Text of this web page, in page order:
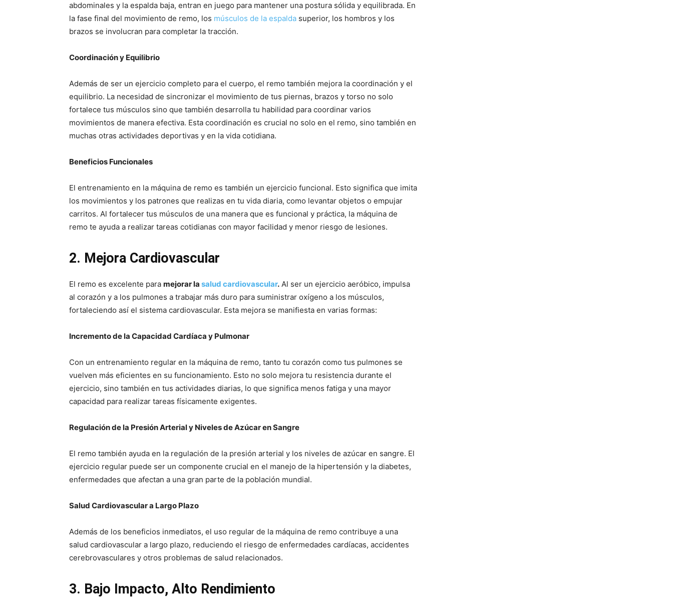
abdominales y la espalda baja, entran en juego para mantener una postura sólida y equilibrada. En
la fase final del movimiento de remo, los músculos de la espalda superior, los hombros y los
brazos se involucran para completar la tracción.
Coordinación y Equilibrio
Además de ser un ejercicio completo para el cuerpo, el remo también mejora la coordinación y el
equilibrio. La necesidad de sincronizar el movimiento de tus piernas, brazos y torso no solo
fortalece tus músculos sino que también desarrolla tu habilidad para coordinar varios
movimientos de manera efectiva. Esta coordinación es crucial no solo en el remo, sino también en
muchas otras actividades deportivas y en la vida cotidiana.
Beneficios Funcionales
El entrenamiento en la máquina de remo es también un ejercicio funcional. Esto significa que imita
los movimientos y los patrones que realizas en tu vida diaria, como levantar objetos o empujar
carritos. Al fortalecer tus músculos de una manera que es funcional y práctica, la máquina de
remo te ayuda a realizar tareas cotidianas con mayor facilidad y menor riesgo de lesiones.
2. Mejora Cardiovascular
El remo es excelente para mejorar la salud cardiovascular. Al ser un ejercicio aeróbico, impulsa
al corazón y a los pulmones a trabajar más duro para suministrar oxígeno a los músculos,
fortaleciendo así el sistema cardiovascular. Esta mejora se manifiesta en varias formas:
Incremento de la Capacidad Cardíaca y Pulmonar
Con un entrenamiento regular en la máquina de remo, tanto tu corazón como tus pulmones se
vuelven más eficientes en su funcionamiento. Esto no solo mejora tu resistencia durante el
ejercicio, sino también en tus actividades diarias, lo que significa menos fatiga y una mayor
capacidad para realizar tareas físicamente exigentes.
Regulación de la Presión Arterial y Niveles de Azúcar en Sangre
El remo también ayuda en la regulación de la presión arterial y los niveles de azúcar en sangre. El
ejercicio regular puede ser un componente crucial en el manejo de la hipertensión y la diabetes,
enfermedades que afectan a una gran parte de la población mundial.
Salud Cardiovascular a Largo Plazo
Además de los beneficios inmediatos, el uso regular de la máquina de remo contribuye a una
salud cardiovascular a largo plazo, reduciendo el riesgo de enfermedades cardíacas, accidentes
cerebrovasculares y otros problemas de salud relacionados.
3. Bajo Impacto, Alto Rendimiento